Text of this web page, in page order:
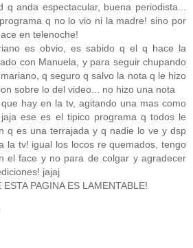
q anda espectacular, buena periodista...
q no lo vio ni la madre! sino por
en telenoche!
es obvio, es sabido q el q hace la
con Manuela, y para seguir chupando
q seguro q salvo la nota q le hizo
sobre lo del video... no hizo una nota
hay en la tv, agitando una mas como
ese es el tipico programa q todos le
q es una terrajada y q nadie lo ve y dsp
la tv! igual los locos re quemados, tengo
el face y no para de colgar y agradecer
jajaj
ESTA PAGINA ES LAMENTABLE!